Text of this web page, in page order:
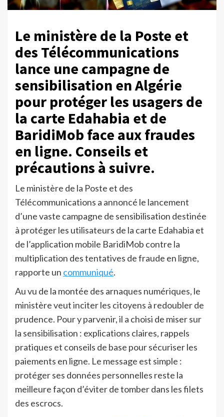
Le ministère de la Poste et
des Télécommunications
lance une campagne de
sensibilisation en Algérie
pour protéger les usagers de
la carte Edahabia et de
BaridiMob face aux fraudes
en ligne. Conseils et
précautions à suivre.
Le ministère de la Poste et des
Télécommunications a annoncé le lancement
d’une vaste campagne de sensibilisation destinée
à protéger les utilisateurs de la carte Edahabia et
de l’application mobile BaridiMob contre la
multiplication des tentatives de fraude en ligne,
rapporte un communiqué.
Au vu de la montée des arnaques numériques, le
ministère veut inciter les citoyens à redoubler de
prudence. Pour y parvenir, il a choisi de miser sur
la sensibilisation : explications claires, rappels
pratiques et conseils de base pour sécuriser les
paiements en ligne. Le message est simple :
protéger ses données personnelles reste la
meilleure façon d’éviter de tomber dans les filets
des escrocs.